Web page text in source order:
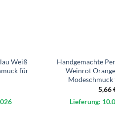
Weiß
für
Handgemachte
Weinrot
5,66
Lieferung: